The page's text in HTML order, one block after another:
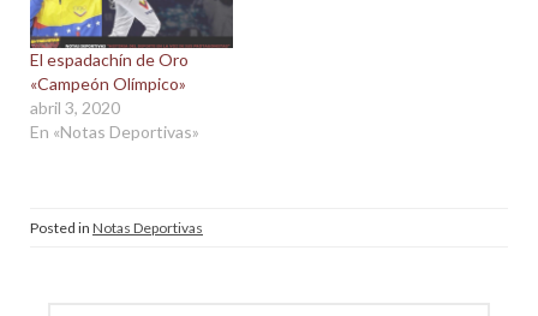
El espadachín de Oro
«Campeón Olímpico»
abril 3, 2020
En «Notas Deportivas»
Posted in Notas Deportivas